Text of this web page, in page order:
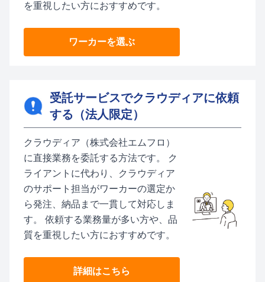
を重視したい方におすすめです。
ワーカーを選ぶ
受託サービスでクラウディアに依頼
する（法人限定）
クラウディア（株式会社エムフロ）
に直接業務を委託する方法です。 ク
ライアントに代わり、クラウディア
のサポート担当がワーカーの選定か
ら発注、納品まで一貫して対応しま
す。 依頼する業務量が多い方や、品
質を重視したい方におすすめです。
詳細はこちら